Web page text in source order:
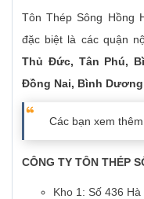
Tôn Thép Sông Hồng
đặc biệt là các quận
Thủ Đức, Tân Phú,
Đồng Nai, Bình
Các bạn xem thêm
CÔNG TY TÔN THÉP
Kho 1: Số 436